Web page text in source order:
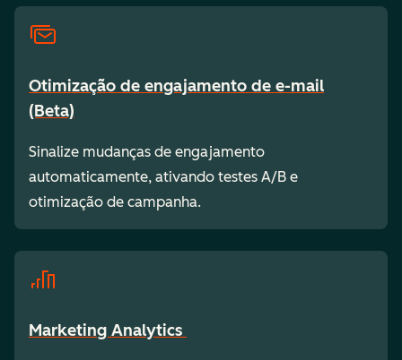
Otimização de engajamento de e-mail
(Beta)
Sinalize mudanças de engajamento
automaticamente, ativando testes A/B e
otimização de campanha.
Marketing Analytics